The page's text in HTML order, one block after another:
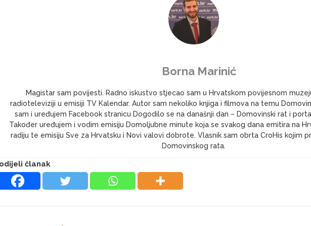
Borna Marinić
Magistar sam povijesti. Radno iskustvo stjecao sam u Hrvatskom povijesnom
radioteleviziji u emisiji TV Kalendar. Autor sam nekoliko knjiga i filmova na temu
sam i uređujem Facebook stranicu Dogodilo se na današnji dan – Domovinski rat i
Također uređujem i vodim emisiju Domoljubne minute koja se svakog dana emitira na
radiju te emisiju Sve za Hrvatsku i Novi valovi dobrote. Vlasnik sam obrta CroHis kojim
Domovinskog rata.
članak